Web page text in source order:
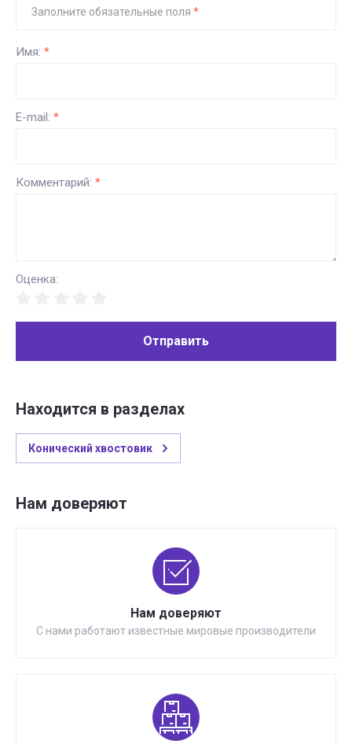
Заполните обязательные поля *
Имя: *
E-mail: *
Комментарий: *
Оценка:
Отправить
Находится в разделах
Конический хвостовик
Нам доверяют
Нам доверяют
С нами работают известные мировые производители